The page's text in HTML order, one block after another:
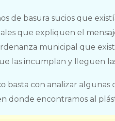
de basura sucios que
que expliquen el
municipal que
las incumplan y lleguen
con analizar algunas
donde encontramos al